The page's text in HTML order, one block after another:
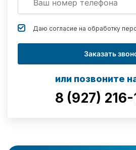
Даю согласие на обработку
Заказать
или позвоните
8 (927)